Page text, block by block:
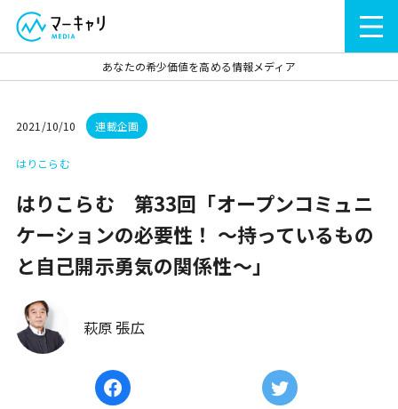
あなたの希少価値を高める情報メディア
2021/10/10 連載企画
はりこらむ
はりこらむ 第33回「オープンコミュニ
ケーションの必要性！ ～持っているもの
と自己開示勇気の関係性～」
萩原 張広